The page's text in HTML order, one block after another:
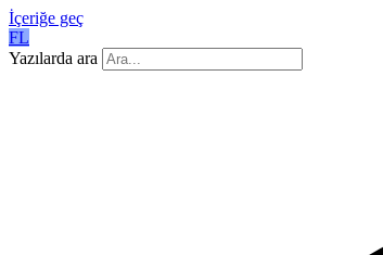
İçeriğe geç
FL
Yazılarda ara